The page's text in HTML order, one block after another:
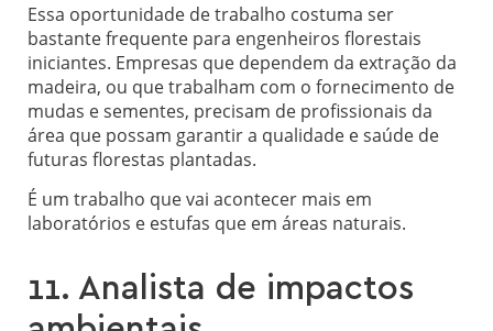
Essa oportunidade de trabalho costuma ser
bastante frequente para engenheiros florestais
iniciantes. Empresas que dependem da extração da
madeira, ou que trabalham com o fornecimento de
mudas e sementes, precisam de profissionais da
área que possam garantir a qualidade e saúde de
futuras florestas plantadas.
É um trabalho que vai acontecer mais em
laboratórios e estufas que em áreas naturais.
11. Analista de impactos